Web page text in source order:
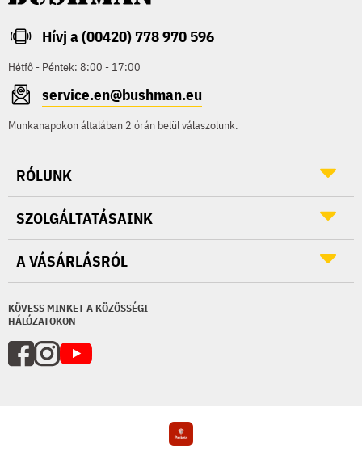
Hívj a (00420) 778 970 596
Hétfő - Péntek: 8:00 - 17:00
service.en@bushman.eu
Munkanapokon általában 2 órán belül válaszolunk.
KÖVESS MINKET A KÖZÖSSÉGI
HÁLÓZATOKON
RÓLUNK
SZOLGÁLTATÁSAINK
A VÁSÁRLÁSRÓL